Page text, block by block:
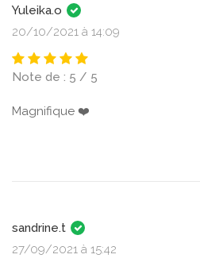
Yuleika.o
20/10/2021 à 14:09
Note de : 5 / 5
Magnifique ❤️
sandrine.t
27/09/2021 à 15:42